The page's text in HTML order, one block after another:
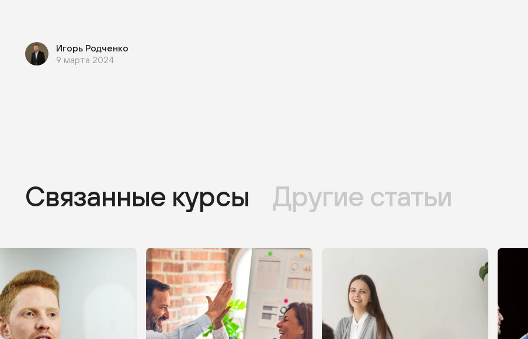
Игорь Родченко
9 марта 2024
Связанные курсы Другие статьи